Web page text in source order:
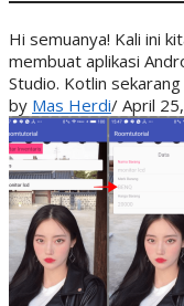
Hi semuanya! Kali ini
membuat aplikasi
Studio. Kotlin
by Mas Herdi/ April